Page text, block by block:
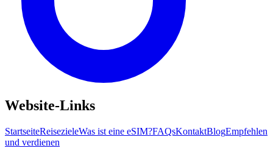
Website-Links
StartseiteReisezieleWas ist eine eSIM?FAQsKontaktBlogEmpfehlen
und verdienen